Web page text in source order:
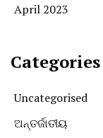
April 2023
Categories
Uncategorised
ଅନ୍ତର୍ଜାତୀୟ